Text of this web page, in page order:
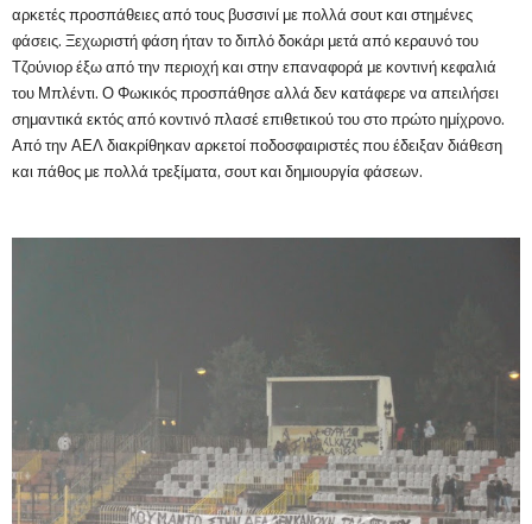
αρκετές προσπάθειες από τους βυσσινί με πολλά σουτ και στημένες
φάσεις. Ξεχωριστή φάση ήταν το διπλό δοκάρι μετά από κεραυνό του
Τζούνιορ έξω από την περιοχή και στην επαναφορά με κοντινή κεφαλιά
του Μπλέντι. Ο Φωκικός προσπάθησε αλλά δεν κατάφερε να απειλήσει
σημαντικά εκτός από κοντινό πλασέ επιθετικού του στο πρώτο ημίχρονο.
Από την ΑΕΛ διακρίθηκαν αρκετοί ποδοσφαιριστές που έδειξαν διάθεση
και πάθος με πολλά τρεξίματα, σουτ και δημιουργία φάσεων.